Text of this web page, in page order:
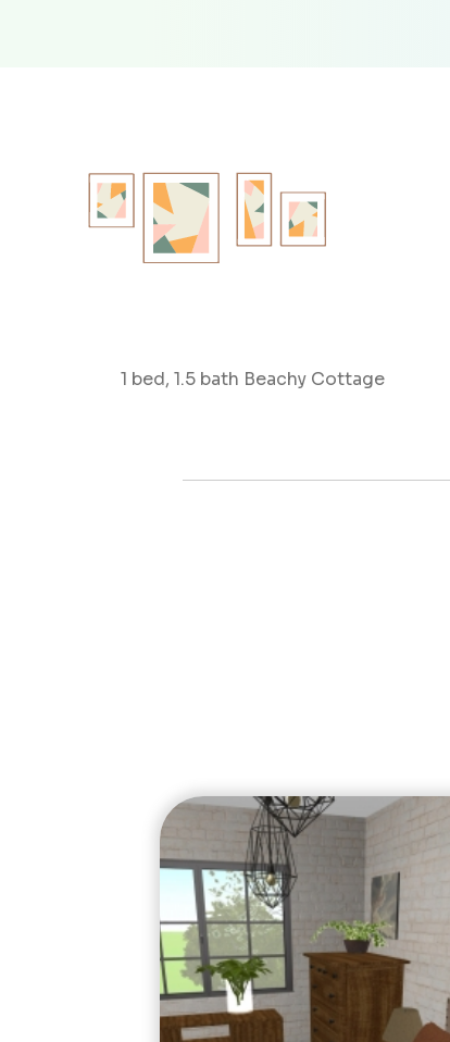
1 bed, 1.5 bath Beachy Cottage